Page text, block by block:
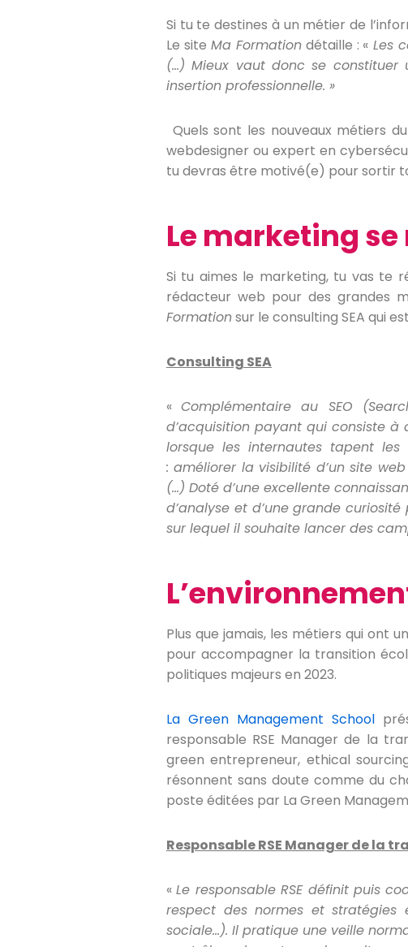
Si tu te destines à un métier de
Le site Ma Formationdétaille : « Les
(…) Mieux vaut donc se constituer
insertion professionnelle. »
Quels sont les nouveaux métiers
webdesigner ou expert en
tu devras être motivé(e) pour sortir
Le marketing
Si tu aimes le marketing, tu vas te
rédacteur web pour des grandes
Formationsur le consulting SEA qui
Consulting SEA
«Complémentaire au SEO
d’acquisition payant qui consiste
lorsque les internautes tapent
: améliorer la visibilité d’un site
(…) Doté d’une excellente
d’analyse et d’une grande
sur lequel il souhaite lancer des
Plus que jamais, les métiers qui ont
pour accompagner la transition
politiques majeurs en 2023.
La Green Management School
responsable RSE Manager de la
green entrepreneur, ethical
résonnent sans doute comme du
poste éditées par La Green
Responsable RSE Manager de la
«Le responsable RSE définit puis
respect des normes et stratégies
sociale…). Il pratique une veille